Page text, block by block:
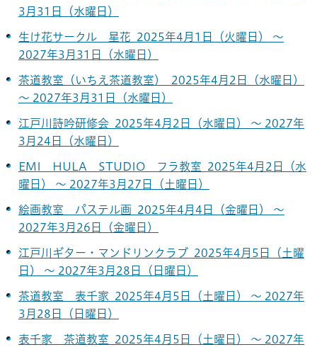
3月31日（水曜日）
生け花サークル 星花 2025年4月1日（火曜日） ～
2027年3月31日（水曜日）
茶道教室（いちえ茶道教室） 2025年4月2日（水曜日）
～ 2027年3月31日（水曜日）
江戸川詩吟研修会 2025年4月2日（水曜日） ～ 2027年
3月24日（水曜日）
EMI HULA STUDIO フラ教室 2025年4月2日（水
曜日） ～ 2027年3月27日（土曜日）
絵画教室 パステル画 2025年4月4日（金曜日） ～
2027年3月26日（金曜日）
江戸川ギター・マンドリンクラブ 2025年4月5日（土曜
日） ～ 2027年3月28日（日曜日）
茶道教室 表千家 2025年4月5日（土曜日） ～ 2027年
3月28日（日曜日）
表千家 茶道教室 2025年4月5日（土曜日） ～ 2027年